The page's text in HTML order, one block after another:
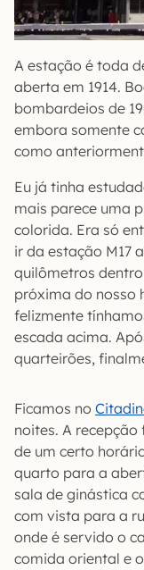
A estação é toda
aberta em 1914.
bombardeios de
embora somente
como
Eu já tinha
mais parece uma
colorida. Era só
ir da estação M17
quilômetros
próxima do nosso
felizmente
escada acima.
quarteirões,
Ficamos no
noites. A
de um certo
quarto para a
sala de ginástica
com vista para a
onde é servido o
comida oriental e